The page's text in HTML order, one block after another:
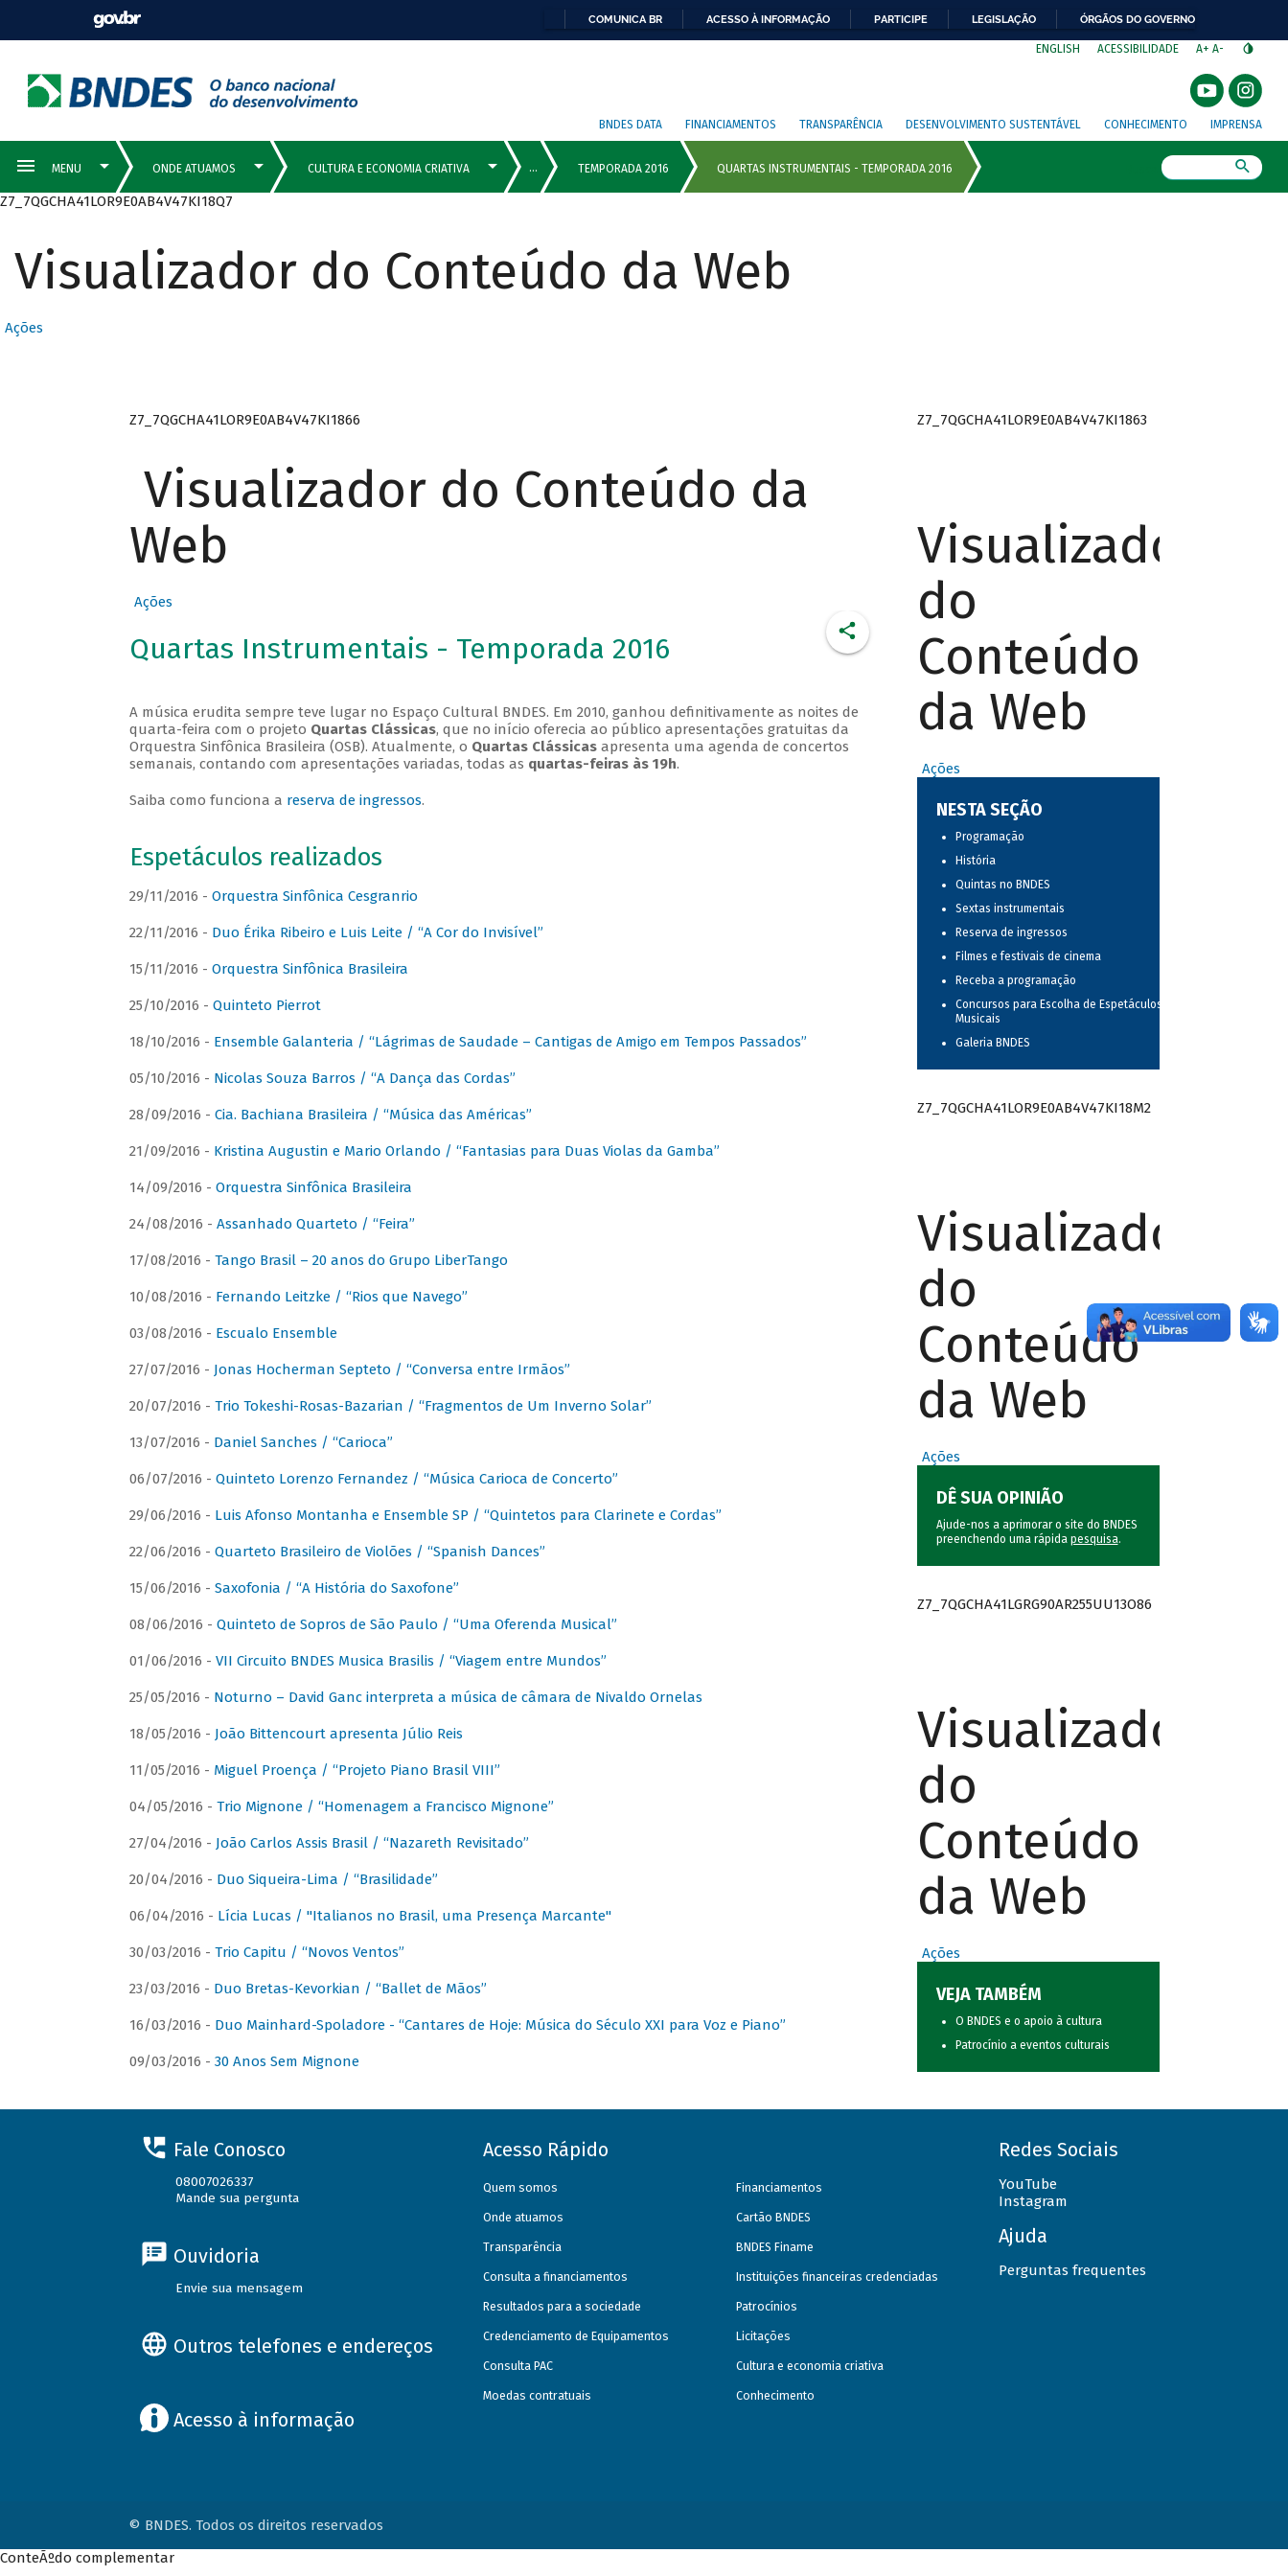
COMUNICA BR ACESSO À INFORMAÇÃO PARTICIPE LEGISLAÇÃO ÓRGÃOS DO GOVERNO
ENGLISH ACESSIBILIDADE A+ A-
BNDES DATA FINANCIAMENTOS TRANSPARÊNCIA DESENVOLVIMENTO SUSTENTÁVEL CONHECIMENTO IMPRENSA
Z7_7QGCHA41LOR9E0AB4V47KI18Q7
Visualizador do Conteúdo da Web
Ações
Z7_7QGCHA41LOR9E0AB4V47KI1866
Visualizador do Conteúdo da
Web
Ações
Quartas Instrumentais - Temporada 2016
A música erudita sempre teve lugar no Espaço Cultural BNDES. Em 2010, ganhou definitivamente as noites de
quarta-feira com o projeto Quartas Clássicas, que no início oferecia ao público apresentações gratuitas da
Orquestra Sinfônica Brasileira (OSB). Atualmente, o Quartas Clássicasapresenta uma agenda de concertos
semanais, contando com apresentações variadas, todas as quartas-feiras às 19h.
Saiba como funciona a reserva de ingressos.
Espetáculos realizados
29/11/2016 - Orquestra Sinfônica Cesgranrio
22/11/2016 - Duo Érika Ribeiro e Luis Leite / “A Cor do Invisível”
15/11/2016 - Orquestra Sinfônica Brasileira
25/10/2016 - Quinteto Pierrot
18/10/2016 - Ensemble Galanteria / “Lágrimas de Saudade – Cantigas de Amigo em Tempos Passados”
05/10/2016 - Nicolas Souza Barros / “A Dança das Cordas”
28/09/2016 - Cia. Bachiana Brasileira / “Música das Américas”
21/09/2016 - Kristina Augustin e Mario Orlando / “Fantasias para Duas Violas da Gamba”
14/09/2016 - Orquestra Sinfônica Brasileira
24/08/2016 - Assanhado Quarteto / “Feira”
17/08/2016 - Tango Brasil – 20 anos do Grupo LiberTango
10/08/2016 - Fernando Leitzke / “Rios que Navego”
03/08/2016 - Escualo Ensemble
27/07/2016 - Jonas Hocherman Septeto / “Conversa entre Irmãos”
20/07/2016 - Trio Tokeshi-Rosas-Bazarian / “Fragmentos de Um Inverno Solar”
13/07/2016 - Daniel Sanches / “Carioca”
06/07/2016 - Quinteto Lorenzo Fernandez / “Música Carioca de Concerto”
29/06/2016 - Luis Afonso Montanha e Ensemble SP / “Quintetos para Clarinete e Cordas”
22/06/2016 - Quarteto Brasileiro de Violões / “Spanish Dances”
15/06/2016 - Saxofonia / “A História do Saxofone”
08/06/2016 - Quinteto de Sopros de São Paulo / “Uma Oferenda Musical”
01/06/2016 - VII Circuito BNDES Musica Brasilis / “Viagem entre Mundos”
25/05/2016 - Noturno – David Ganc interpreta a música de câmara de Nivaldo Ornelas
18/05/2016 - João Bittencourt apresenta Júlio Reis
11/05/2016 - Miguel Proença / “Projeto Piano Brasil VIII”
04/05/2016 - Trio Mignone / “Homenagem a Francisco Mignone”
27/04/2016 - João Carlos Assis Brasil / “Nazareth Revisitado”
20/04/2016 - Duo Siqueira-Lima / “Brasilidade”
06/04/2016 - Lícia Lucas / "Italianos no Brasil, uma Presença Marcante"
30/03/2016 - Trio Capitu / “Novos Ventos”
23/03/2016 - Duo Bretas-Kevorkian / “Ballet de Mãos”
16/03/2016 - Duo Mainhard-Spoladore - “Cantares de Hoje: Música do Século XXI para Voz e Piano”
09/03/2016 - 30 Anos Sem Mignone
Z7_7QGCHA41LOR9E0AB4V47KI1863
Visualizador
do
Conteúdo
da Web
Ações
NESTA SEÇÃO
Programação
História
Quintas no BNDES
Sextas instrumentais
Reserva de ingressos
Filmes e festivais de cinema
Receba a programação
Concursos para Escolha de Espetáculos
Musicais
Galeria BNDES
Z7_7QGCHA41LOR9E0AB4V47KI18M2
Visualizador
do
Conteúdo
da Web
Ações
DÊ SUA OPINIÃO
Ajude-nos a aprimorar o site do BNDES
preenchendo uma rápida pesquisa.
Z7_7QGCHA41LGRG90AR255UU13O86
Visualizador
do
Conteúdo
da Web
Ações
VEJA TAMBÉM
O BNDES e o apoio à cultura
Patrocínio a eventos culturais
Fale Conosco
08007026337
Mande sua pergunta
Ouvidoria
Envie sua mensagem
Outros telefones e endereços
Acesso à informação
Acesso Rápido
Quem somos
Onde atuamos
Transparência
Consulta a financiamentos
Resultados para a sociedade
Credenciamento de Equipamentos
Consulta PAC
Moedas contratuais
Financiamentos
Cartão BNDES
BNDES Finame
Instituições financeiras credenciadas
Patrocínios
Licitações
Cultura e economia criativa
Conhecimento
Redes Sociais
YouTube
Instagram
Ajuda
Perguntas frequentes
© BNDES. Todos os direitos reservados
ConteÃºdo complementar